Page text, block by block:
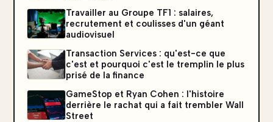
Travailler au Groupe TF1 : salaires,
recrutement et coulisses d'un géant
audiovisuel
Transaction Services : qu'est-ce que
c'est et pourquoi c'est le tremplin le plus
prisé de la finance
GameStop et Ryan Cohen : l'histoire
derrière le rachat qui a fait trembler Wall
Street